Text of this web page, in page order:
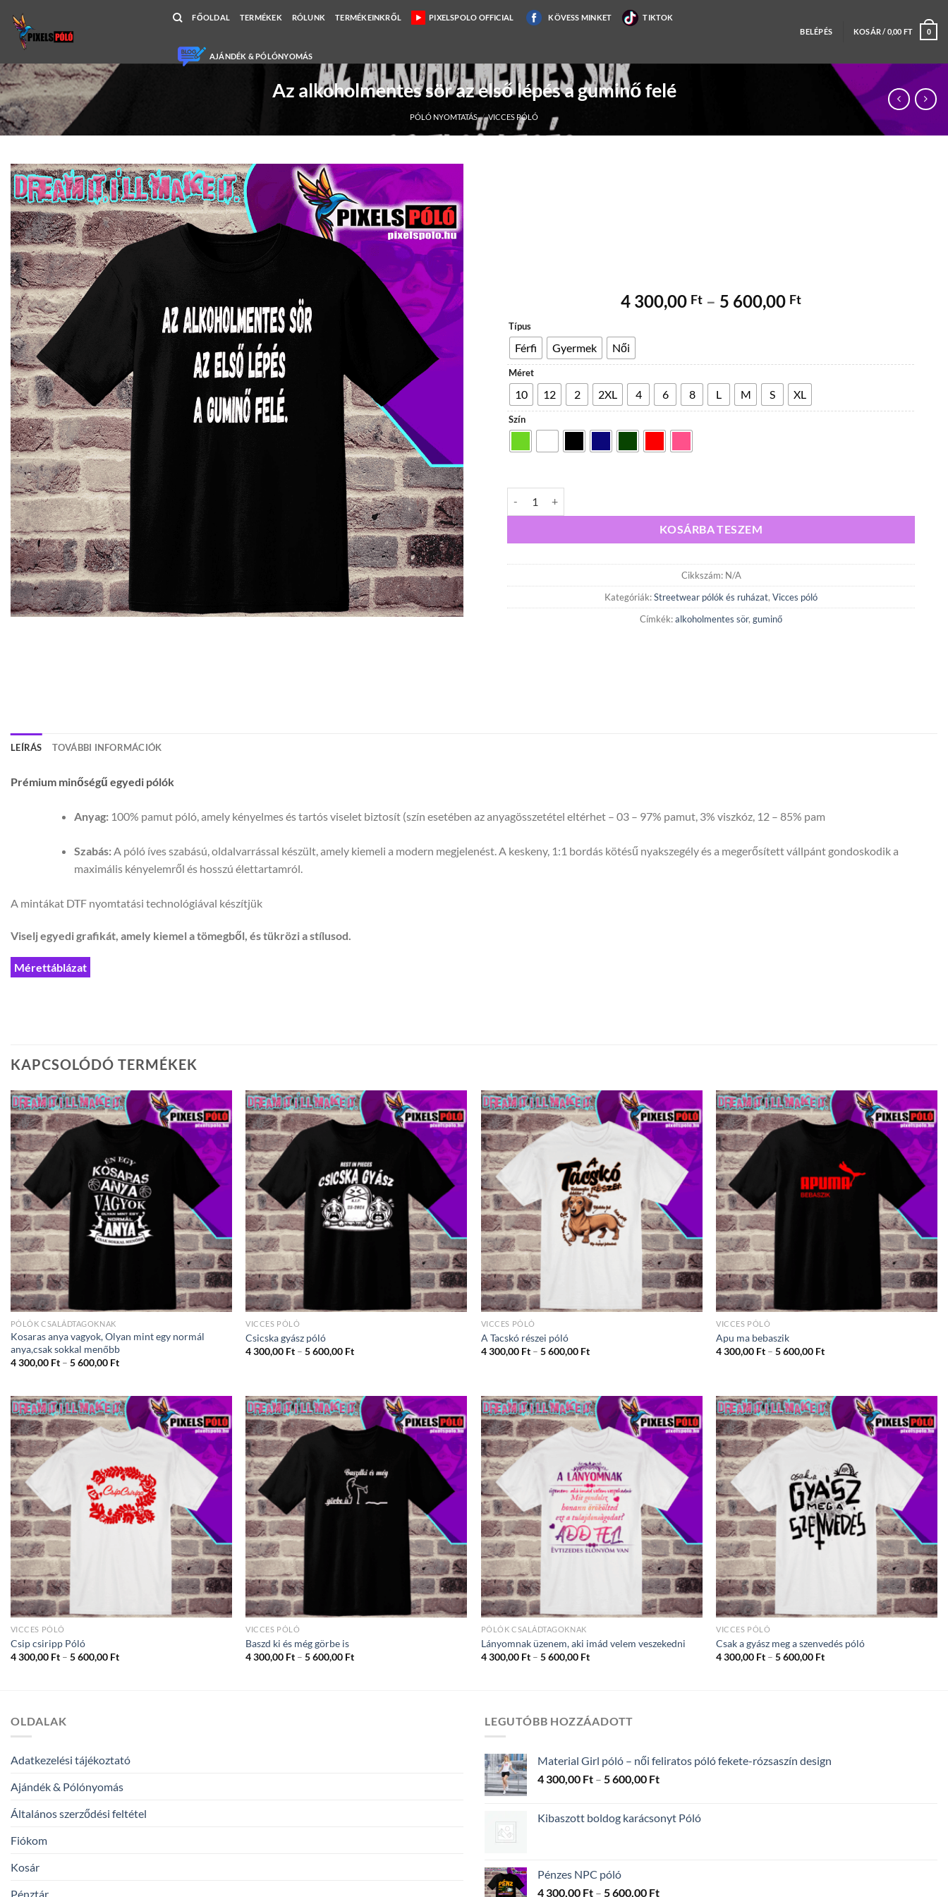
content
FŐOLDAL TERMÉKEK RÓLUNK TERMÉKEINKRŐL PIXELSPOLO OFFICIAL KÖVESS MINKET TIKTOK
AJÁNDÉK & PÓLÓNYOMÁS
BELÉPÉS KOSÁR /0,00 FT 0
Az alkoholmentes sör az első lépés a guminő felé
PÓLÓ NYOMTATÁS / VICCES PÓLÓ
4 300,00 Ft – 5 600,00 FtÁrtartomány:
5
600,00 Ft
Típus
Férfi Gyermek Női
Méret
10 12 2 2XL 4 6 8 L M S XL
Szín
KOSÁRBA TESZEM
Cikkszám: N/A
Kategóriák:Streetwear pólók és ruházat, Vicces póló
Címkék:alkoholmentes sör, guminő
LEÍRÁS TOVÁBBI INFORMÁCIÓK
Prémium minőségű egyedi pólók
Anyag:100% pamut póló, amely kényelmes és tartós viselet biztosít (szín esetében az anyagösszetétel eltérhet – 03 – 97% pamut, 3% viszkóz, 12 – 85% pam
Szabás:A póló íves szabású, oldalvarrással készült, amely kiemeli a modern megjelenést. A keskeny, 1:1 bordás kötésű nyakszegély és a megerősített vállpánt gondoskodik a
maximális kényelemről és hosszú élettartamról.
A mintákat DTF nyomtatási technológiával készítjük
Viselj egyedi grafikát, amely kiemel a tömegből, és tükrözi a stílusod.
Mérettáblázat
KAPCSOLÓDÓ TERMÉKEK
PÓLÓK CSALÁDTAGOKNAK
Kosaras anya vagyok, Olyan mint egy normál
anya,csak sokkal menőbb
4 300,00 Ft – 5 600,00 FtÁrtartomány:
5
600,00 Ft
VICCES PÓLÓ
Csicska gyász póló
4 300,00 Ft – 5 600,00 FtÁrtartomány:
600,00 Ft
VICCES PÓLÓ
A Tacskó részei póló
4 300,00 Ft – 5 600,00 FtÁrtartomány:
600,00 Ft
VICCES PÓLÓ
Apu ma bebaszik
4 300,00 Ft – 5 600,00 FtÁrtartomány:
600,00 Ft
VICCES PÓLÓ
Csip csiripp Póló
4 300,00 Ft – 5 600,00 FtÁrtartomány:
VICCES PÓLÓ
Baszd ki és még görbe is
4 300,00 Ft – 5 600,00 FtÁrtartomány:
PÓLÓK CSALÁDTAGOKNAK
Lányomnak üzenem, aki imád velem veszekedni
4 300,00 Ft – 5 600,00 FtÁrtartomány:
VICCES PÓLÓ
Csak a gyász meg a szenvedés póló
4 300,00 Ft – 5 600,00 FtÁrtartomány:
OLDALAK
Adatkezelési tájékoztató
Ajándék & Pólónyomás
Általános szerződési feltétel
Fiókom
Kosár
Pénztár
LEGUTÓBB HOZZÁADOTT
Material Girl póló – női feliratos póló fekete-rózsaszín design
4 300,00 Ft – 5 600,00 FtÁrtartomány:
-
Kibaszott boldog karácsonyt Póló
Pénzes NPC póló
4 300,00 Ft – 5 600,00 FtÁrtartomány: